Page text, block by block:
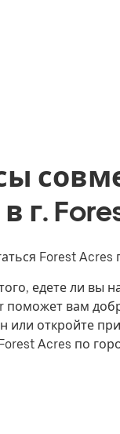
г.
Forest
едете ли вы
поможет вам
или откройте
Acres по